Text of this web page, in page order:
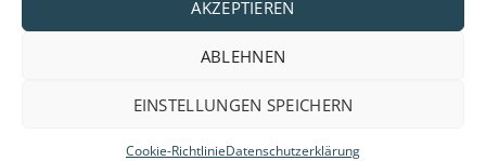
AKZEPTIEREN
ABLEHNEN
EINSTELLUNGEN SPEICHERN
Cookie-RichtlinieDatenschutzerklärung